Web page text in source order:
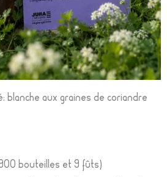
blanche aux graines de coriandre
bouteilles et 9 fûts)